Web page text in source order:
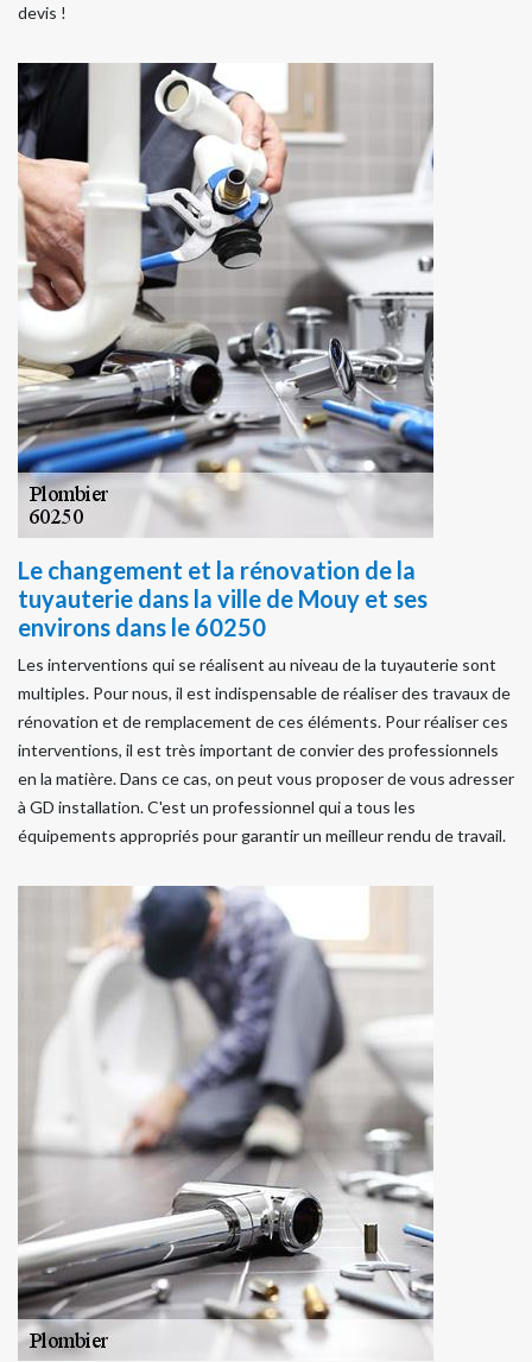
devis !
Le changement et la rénovation de la
tuyauterie dans la ville de Mouy et ses
environs dans le 60250
Les interventions qui se réalisent au niveau de la tuyauterie sont
multiples. Pour nous, il est indispensable de réaliser des travaux de
rénovation et de remplacement de ces éléments. Pour réaliser ces
interventions, il est très important de convier des professionnels
en la matière. Dans ce cas, on peut vous proposer de vous adresser
à GD installation. C'est un professionnel qui a tous les
équipements appropriés pour garantir un meilleur rendu de travail.